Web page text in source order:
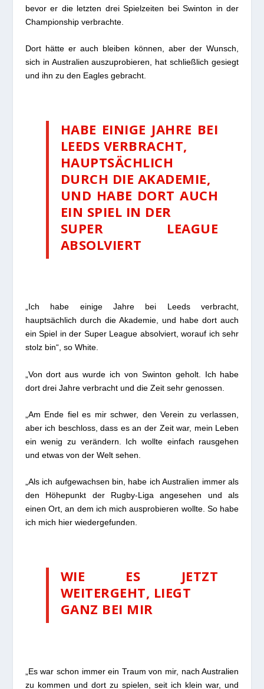
bevor er die letzten drei Spielzeiten bei Swinton in der
Championship verbrachte.
Dort hätte er auch bleiben können, aber der Wunsch,
sich in Australien auszuprobieren, hat schließlich gesiegt
und ihn zu den Eagles gebracht.
HABE EINIGE JAHRE BEI
LEEDS VERBRACHT,
HAUPTSÄCHLICH
DURCH DIE AKADEMIE,
UND HABE DORT AUCH
EIN SPIEL IN DER
SUPER LEAGUE
ABSOLVIERT
„Ich habe einige Jahre bei Leeds verbracht,
hauptsächlich durch die Akademie, und habe dort auch
ein Spiel in der Super League absolviert, worauf ich sehr
stolz bin“, so White.
„Von dort aus wurde ich von Swinton geholt. Ich habe
dort drei Jahre verbracht und die Zeit sehr genossen.
„Am Ende fiel es mir schwer, den Verein zu verlassen,
aber ich beschloss, dass es an der Zeit war, mein Leben
ein wenig zu verändern. Ich wollte einfach rausgehen
und etwas von der Welt sehen.
„Als ich aufgewachsen bin, habe ich Australien immer als
den Höhepunkt der Rugby-Liga angesehen und als
einen Ort, an dem ich mich ausprobieren wollte. So habe
ich mich hier wiedergefunden.
WIE ES JETZT
WEITERGEHT, LIEGT
GANZ BEI MIR
„Es war schon immer ein Traum von mir, nach Australien
zu kommen und dort zu spielen, seit ich klein war, und